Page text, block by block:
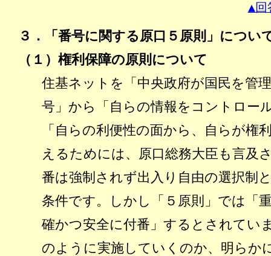
▲回
３．「番号に関する原口５原則」につい
（１）権利保障の原則について
住基ネットを「中央政府が国民を管
号」から「自らの情報をコントロー
「自らの利便性の面から、自らが権
えるためには、原口総務大臣も言及
番は強制されず出入り自由の選択制
条件です。しかし「５原則」では「
確かつ安全に付番」するとされてい
のように実施していくのか、明らか